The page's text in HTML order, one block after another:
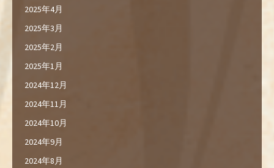
2025年4月
2025年3月
2025年2月
2025年1月
2024年12月
2024年11月
2024年10月
2024年9月
2024年8月